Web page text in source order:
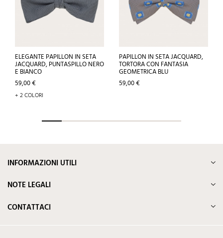
ELEGANTE PAPILLON IN SETA
JACQUARD, PUNTASPILLO NERO
E BIANCO
Prezzo
59,00 €
+ 2 COLORI
PAPILLON IN SETA JACQUARD,
TORTORA CON FANTASIA
GEOMETRICA BLU
Prezzo
59,00 €
INFORMAZIONI UTILI
NOTE LEGALI
CONTATTACI